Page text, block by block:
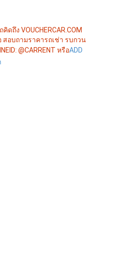
ดถึง VOUCHERCAR.COM
สอบถามราคารถเช่า รบกวน
@CARRENT หรือADD